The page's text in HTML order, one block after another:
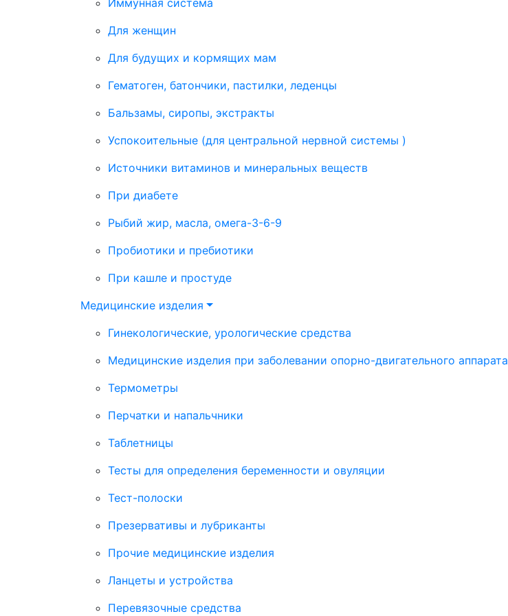
Для женщин
Для будущих и кормящих мам
Гематоген, батончики, пастилки, леденцы
Бальзамы, сиропы, экстракты
Успокоительные (для центральной нервной системы )
Источники витаминов и минеральных веществ
При диабете
Рыбий жир, масла, омега-3-6-9
Пробиотики и пребиотики
При кашле и простуде
Медицинские изделия
Гинекологические, урологические средства
Медицинские изделия при заболевании опорно-двигательного аппарата
Термометры
Перчатки и напальчники
Таблетницы
Тесты для определения беременности и овуляции
Тест-полоски
Презервативы и лубриканты
Прочие медицинские изделия
Ланцеты и устройства
Перевязочные средства